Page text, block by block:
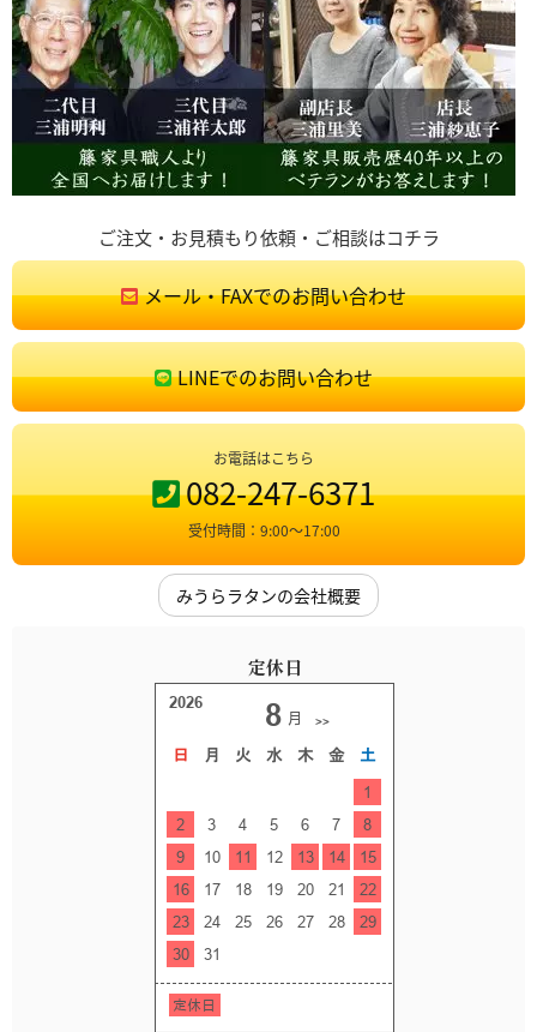
ご注文・お見積もり依頼・ご相談はコチラ
メール・FAXでのお問い合わせ
LINEでのお問い合わせ
お電話はこちら
082-247-6371
受付時間：9:00〜17:00
みうらラタンの会社概要
定休日